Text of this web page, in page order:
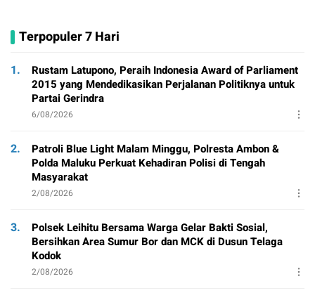
Terpopuler 7 Hari
1.
Rustam Latupono, Peraih Indonesia Award of Parliament
2015 yang Mendedikasikan Perjalanan Politiknya untuk
Partai Gerindra
6/08/2026
2.
Patroli Blue Light Malam Minggu, Polresta Ambon &
Polda Maluku Perkuat Kehadiran Polisi di Tengah
Masyarakat
2/08/2026
3.
Polsek Leihitu Bersama Warga Gelar Bakti Sosial,
Bersihkan Area Sumur Bor dan MCK di Dusun Telaga
Kodok
2/08/2026